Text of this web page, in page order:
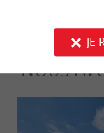
NOUS
JE